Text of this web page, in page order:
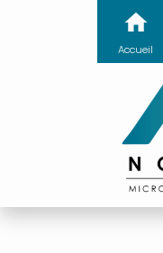
Accueil